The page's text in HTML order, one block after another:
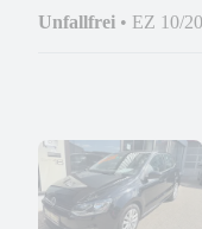
Unfallfrei • EZ 10/